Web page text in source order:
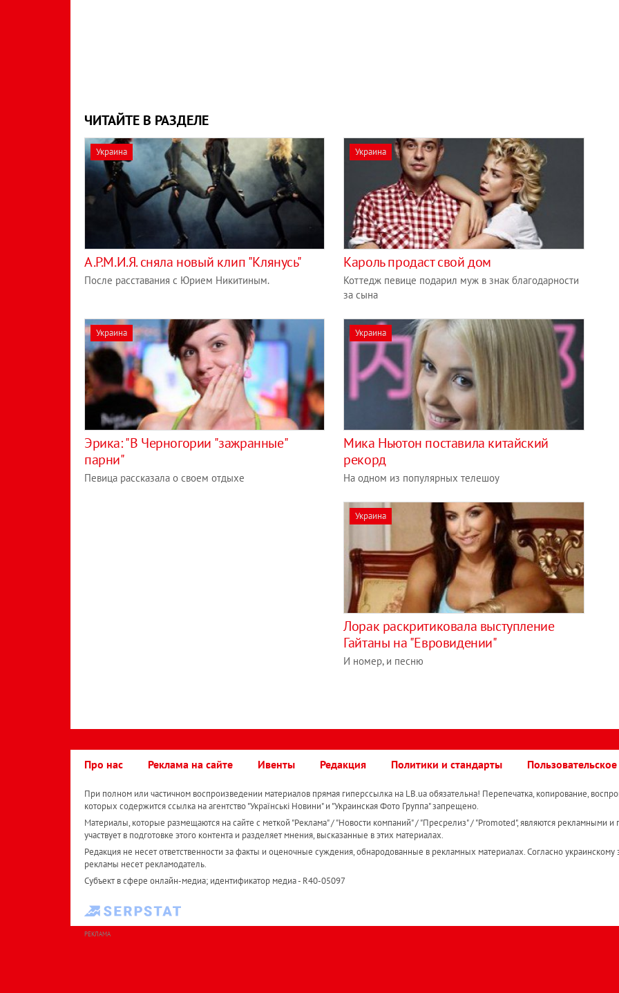
ЧИТАЙТЕ В РАЗДЕЛЕ
Украина
А.Р.М.И.Я. сняла новый клип "Клянусь"
После расставания с Юрием Никитиным.
Украина
Кароль продаст свой дом
Коттедж певице подарил муж в знак благодарности
за сына
Украина
Эрика: "В Черногории "зажранные"
парни"
Певица рассказала о своем отдыхе
Украина
Мика Ньютон поставила китайский
рекорд
На одном из популярных телешоу
Украина
Лорак раскритиковала выступление
Гайтаны на "Евровидении"
И номер, и песню
Про нас Реклама на сайте Ивенты Редакция Политики и стандарты
При полном или частичном воспроизведении материалов прямая гиперссылка на LB.ua обязательна! Перепечатка, копирование,
которых содержится ссылка на агентство "Українськi Новини" и "Украинская Фото Группа" запрещено.
Материалы, которые размещаются на сайте с меткой "Реклама" / "Новости компаний" / "Пресрелиз" / "Promoted", являются рекламными и
участвует в подготовке этого контента и разделяет мнения, высказанные в этих материалах.
Редакция не несет ответственности за факты и оценочные суждения, обнародованные в рекламных материалах. Согласно украинскому
рекламы несет рекламодатель.
Субъект в сфере онлайн-медиа; идентификатор медиа - R40-05097
РЕКЛАМА